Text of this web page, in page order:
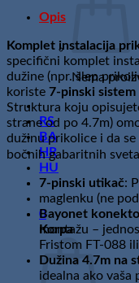
Nema
RS
BA
HR
HU
0
Korpa
Opis
Komplet instalacija
specifični komplet
dužine (npr. šlep
koriste 7-pinski sistem
Struktura koju
strane od po 4.7m)
dužinu prikolice i da
bočnih gabaritnih
7-pinski utikač:
maglenku (ne
Bayonet
montažu –
Fristom FT-088
Dužina 4.7m na
idealna ako vaša